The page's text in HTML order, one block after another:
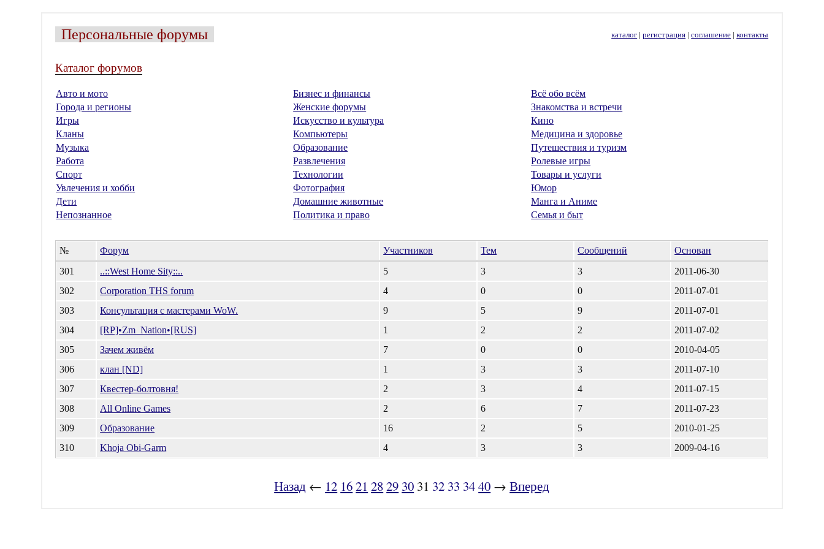
Персональные форумы каталог |регистрация |соглашение |контакты
Каталог форумов
Авто и мото Бизнес и финансы
Всё обо всём
Города и регионы
Женские форумы
Знакомства и встречи
Игры
Искусство и культура
Кино
Кланы
Компьютеры
Медицина и здоровье
Музыка
Образование
Путешествия и туризм
Работа
Развлечения
Ролевые игры
Спорт
Технологии
Товары и услуги
Увлечения и хобби
Фотография
Юмор
Дети
Домашние животные
Манга и Аниме
Непознанное
Политика и право Семья и быт
№ Форум Участников Тем Сообщений
Основан
301
..::West Home Sity::.. 5 3 3
2011-06-30
302
Corporation THS forum 4 0 0
2011-07-01
303
Консультация с мастерами WoW. 9 5 9
2011-07-01
304
[RP]•Zm_Nation•[RUS] 1 2 2
2011-07-02
305
Зачем живём 7 0 0
2010-04-05
306
клан [ND] 1 3 3
2011-07-10
307
Квестер-болтовня! 2 3 4
2011-07-15
308
All Online Games 2 6 7
2011-07-23
309
Образование 16 2 5
2010-01-25
310
Khoja Obi-Garm 4 3 3 2009-04-16
Назад ← 12 1621 2829 30 31 32 33 3440 →Вперед